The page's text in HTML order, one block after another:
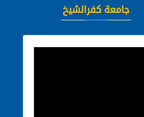
جامعة كفرالشيخ